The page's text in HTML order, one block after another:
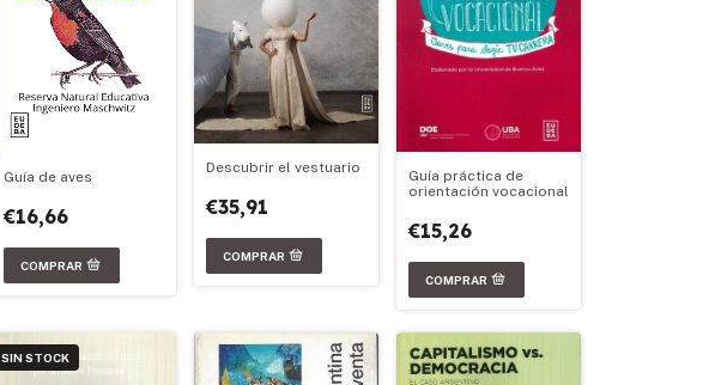
Guía de aves
€16,66
Descubrir el vestuario
€35,91
Guía práctica de
orientación vocacional
€15,26
SIN STOCK